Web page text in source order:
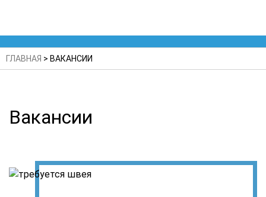
ГЛАВНАЯ > ВАКАНСИИ
Вакансии